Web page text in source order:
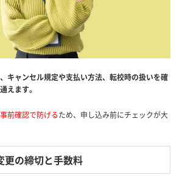
キャンセル規定や支払い方法、転校時の扱いを確
えます。
前確認で防げるため、申し込み前にチェックが大
更の締切と手数料